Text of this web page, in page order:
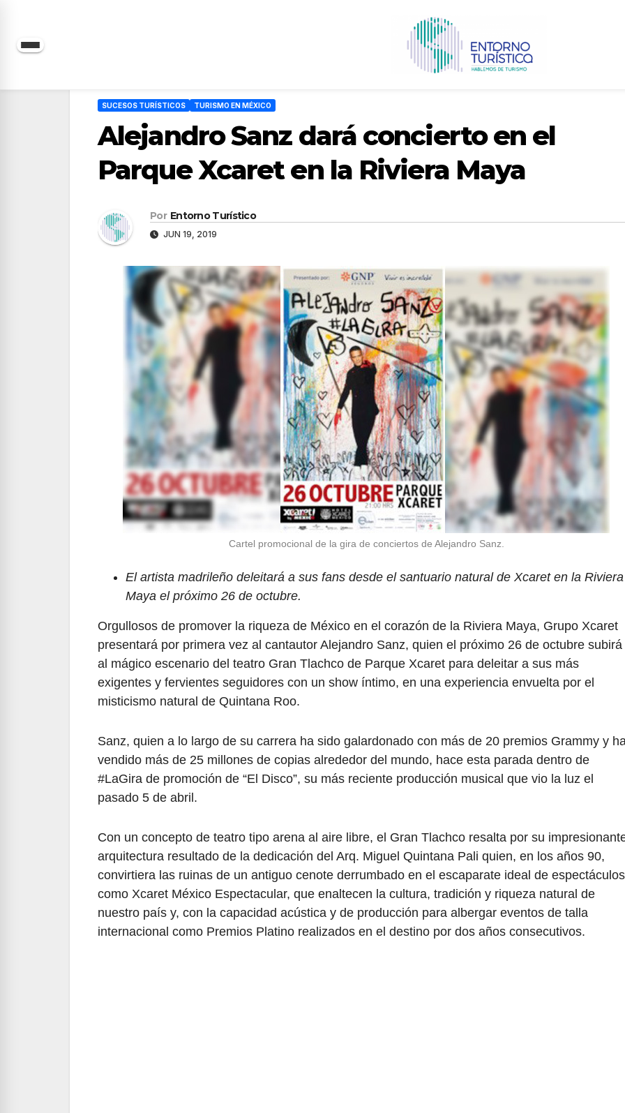
Saltar
SUCESOS TURÍSTICOS TURISMO EN MÉXICO
Alejandro Sanz dará concierto en el
Parque Xcaret en la Riviera Maya
Por Entorno Turístico
JUN 19, 2019
Cartel promocional de la gira de conciertos de Alejandro Sanz.
El artista madrileño deleitará a sus fans desde el santuario natural de Xcaret en la Riviera
Maya el próximo 26 de octubre.
Orgullosos de promover la riqueza de México en el corazón de la Riviera Maya, Grupo Xcaret
presentará por primera vez al cantautor Alejandro Sanz, quien el próximo 26 de octubre subirá
al mágico escenario del teatro Gran Tlachco de Parque Xcaret para deleitar a sus más
exigentes y fervientes seguidores con un show íntimo, en una experiencia envuelta por el
misticismo natural de Quintana Roo.
Sanz, quien a lo largo de su carrera ha sido galardonado con más de 20 premios Grammy y
vendido más de 25 millones de copias alrededor del mundo, hace esta parada dentro de
#LaGira de promoción de “El Disco”, su más reciente producción musical que vio la luz el
pasado 5 de abril.
Con un concepto de teatro tipo arena al aire libre, el Gran Tlachco resalta por su
arquitectura resultado de la dedicación del Arq. Miguel Quintana Pali quien, en los años 90,
convirtiera las ruinas de un antiguo cenote derrumbado en el escaparate ideal de espectáculos
como Xcaret México Espectacular, que enaltecen la cultura, tradición y riqueza natural de
nuestro país y, con la capacidad acústica y de producción para albergar eventos de talla
internacional como Premios Platino realizados en el destino por dos años consecutivos.